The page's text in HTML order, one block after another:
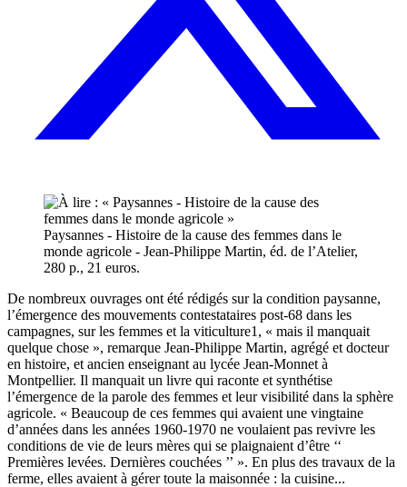
Paysannes - Histoire de la cause des femmes dans le
monde agricole - Jean-Philippe Martin, éd. de l’Atelier,
280 p., 21 euros.
De nombreux ouvrages ont été rédigés sur la condition paysanne,
l’émergence des mouvements contestataires post-68 dans les
campagnes, sur les femmes et la viticulture1, « mais il manquait
quelque chose », remarque Jean-Philippe Martin, agrégé et docteur
en histoire, et ancien enseignant au lycée Jean-Monnet à
Montpellier. Il manquait un livre qui raconte et synthétise
l’émergence de la parole des femmes et leur visibilité dans la sphère
agricole. « Beaucoup de ces femmes qui avaient une vingtaine
d’années dans les années 1960-1970 ne voulaient pas revivre les
conditions de vie de leurs mères qui se plaignaient d’être ‘‘
Premières levées. Dernières couchées ’’ ». En plus des travaux de la
ferme, elles avaient à gérer toute la maisonnée : la cuisine...